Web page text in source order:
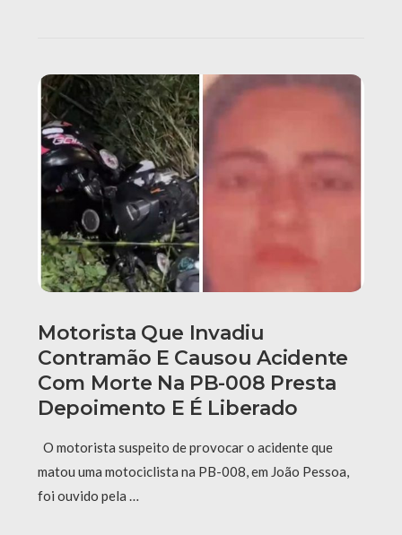
Motorista Que Invadiu
Contramão E Causou Acidente
Com Morte Na PB-008 Presta
Depoimento E É Liberado
O motorista suspeito de provocar o acidente que
matou uma motociclista na PB-008, em João Pessoa,
foi ouvido pela …